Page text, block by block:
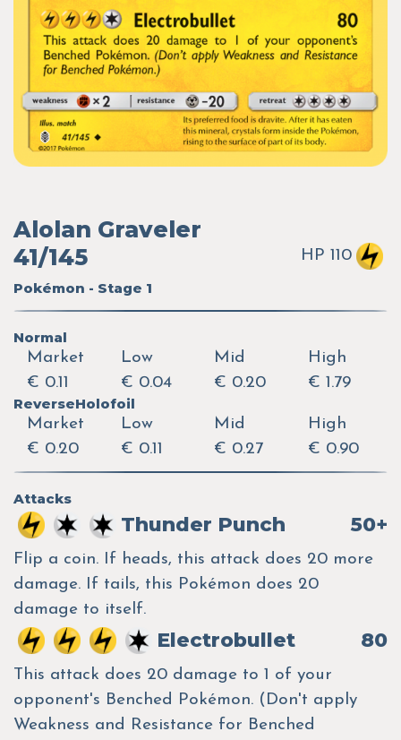
Alolan Graveler
41/145
Pokémon - Stage 1
HP 110
Normal
Market
€ 0.11
Low
€ 0.04
Mid
€ 0.20
High
€ 1.79
ReverseHolofoil
Market
€ 0.20
Low
€ 0.11
Mid
€ 0.27
High
€ 0.90
Attacks
Thunder Punch 50+
Flip a coin. If heads, this attack does 20 more
damage. If tails, this Pokémon does 20
damage to itself.
Electrobullet 80
This attack does 20 damage to 1 of your
opponent's Benched Pokémon. (Don't apply
Weakness and Resistance for Benched